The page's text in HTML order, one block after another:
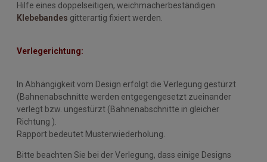
Hilfe eines doppelseitigen, weichmacherbeständigen
Klebebandes gitterartig fixiert werden.
Verlegerichtung:
In Abhängigkeit vom Design erfolgt die Verlegung gestürzt
(Bahnenabschnitte werden entgegengesetzt zueinander
verlegt bzw. ungestürzt (Bahnenabschnitte in gleicher
Richtung ).
Rapport bedeutet Musterwiederholung.
Bitte beachten Sie bei der Verlegung, dass einige Designs